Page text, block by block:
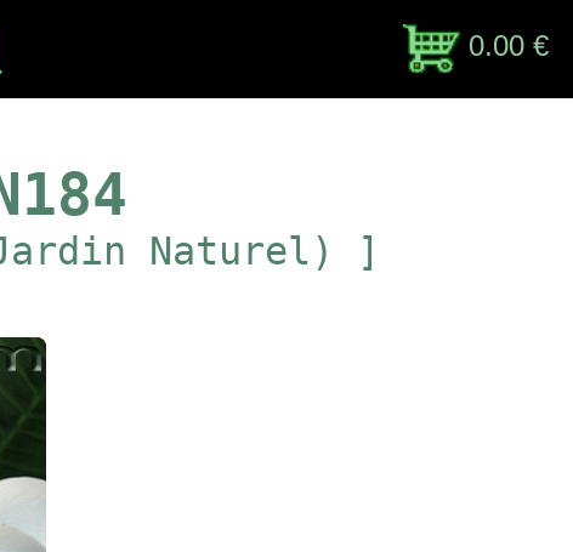
0.00 €
Naturel) ]